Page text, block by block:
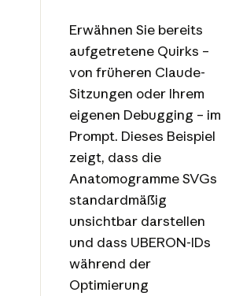
Erwähnen Sie bereits
aufgetretene Quirks –
von früheren Claude-
Sitzungen oder Ihrem
eigenen Debugging – im
Prompt. Dieses Beispiel
zeigt, dass die
Anatomogramme SVGs
standardmäßig
unsichtbar darstellen
und dass UBERON-IDs
während der
Optimierung